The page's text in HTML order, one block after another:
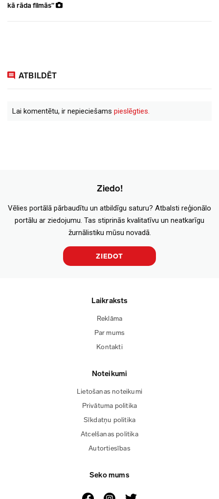
kā rāda filmās”
ATBILDĒT
Lai komentētu, ir nepieciešams pieslēgties.
Ziedo!
Vēlies portālā pārbaudītu un atbildīgu saturu? Atbalsti reģionālo
portālu ar ziedojumu. Tas stiprinās kvalitatīvu un neatkarīgu
žurnālistiku mūsu novadā.
ZIEDOT
Laikraksts
Reklāma
Par mums
Kontakti
Noteikumi
Lietošanas noteikumi
Privātuma politika
Sīkdatņu politika
Atcelšanas politika
Autortiesības
Seko mums